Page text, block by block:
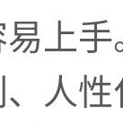
上手
人性